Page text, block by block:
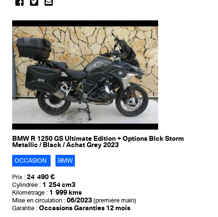
BMW R 1250 GS Ultimate Edition + Options Blck Storm
Metallic / Black / Achat Grey 2023
OCCASION BMW
Prix : 24 490 €
Cylindrée : 1 254 cm3
Kilométrage : 1 999 kms
Mise en circulation : 06/2023 (première main)
Garantie : Occasions Garanties 12 mois